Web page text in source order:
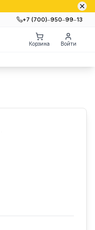
+7 (700)‒950‒99‒13
Корзина Войти